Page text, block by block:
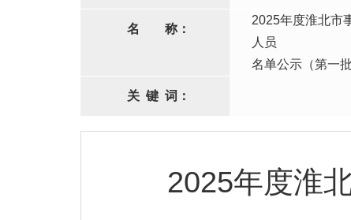
名 称：
2025年度淮北市
人员
名单公示（第一批
关 键 词：
2025年度淮